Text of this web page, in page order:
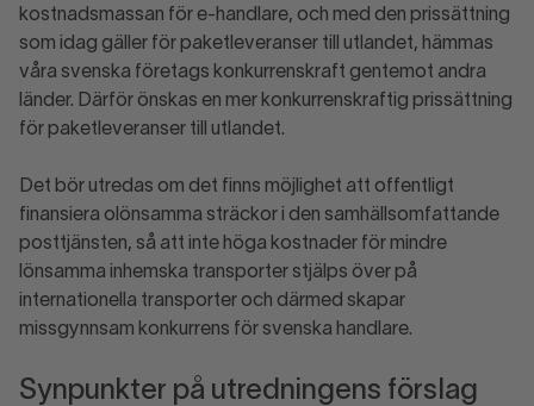
kostnadsmassan för e-handlare, och med den prissättning
som idag gäller för paketleveranser till utlandet, hämmas
våra svenska företags konkurrenskraft gentemot andra
länder. Därför önskas en mer konkurrenskraftig prissättning
för paketleveranser till utlandet.
Det bör utredas om det finns möjlighet att offentligt
finansiera olönsamma sträckor i den samhällsomfattande
posttjänsten, så att inte höga kostnader för mindre
lönsamma inhemska transporter stjälps över på
internationella transporter och därmed skapar
missgynnsam konkurrens för svenska handlare.
Synpunkter på utredningens förslag